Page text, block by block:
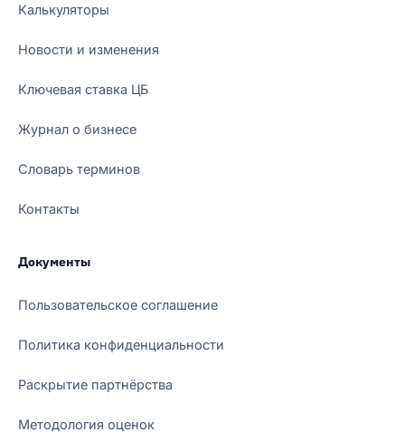
Калькуляторы
Новости и изменения
Ключевая ставка ЦБ
Журнал о бизнесе
Словарь терминов
Контакты
Документы
Пользовательское соглашение
Политика конфиденциальности
Раскрытие партнёрства
Методология оценок